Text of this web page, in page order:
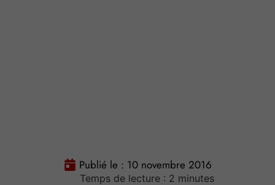
Publié le : 10 novembre 2016
Temps de lecture : 2 minutes